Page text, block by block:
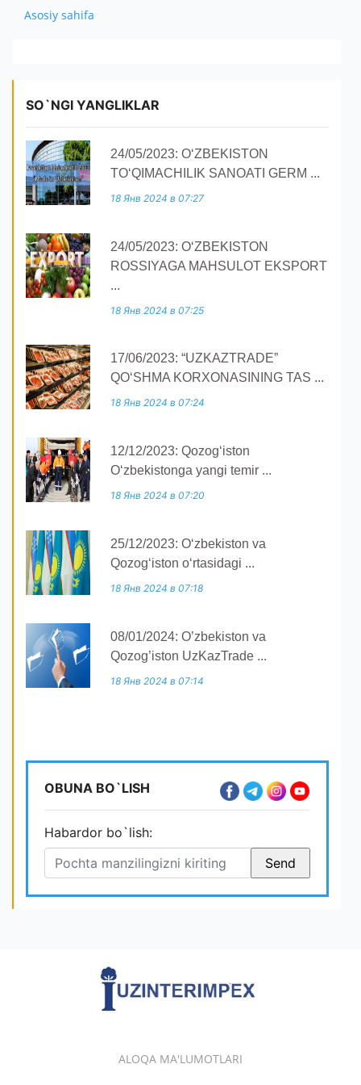
O'ZBEKISTONDA ISHLAB CHIQARILGAN
MUHIM FAKTLAR
HISOBOTLAR
IMPORT
EKSPORT
PRESS
YANGILIKLAR ARXIVI
SO'ROVNOMA
E'LONLAR
Asosiy sahifa
SO`NGI YANGLIKLAR
24/05/2023: O‘ZBEKISTON
TO‘QIMACHILIK SANOATI GERM ...
18 Янв 2024 в 07:27
24/05/2023: O‘ZBEKISTON
ROSSIYAGA MAHSULOT EKSPORT
...
18 Янв 2024 в 07:25
17/06/2023: “UZKAZTRADE”
QOʻSHMA KORXONASINING TAS ...
18 Янв 2024 в 07:24
12/12/2023: Qozogʻiston
Oʻzbekistonga yangi temir ...
18 Янв 2024 в 07:20
25/12/2023: O‘zbekiston va
Qozog‘iston o‘rtasidagi ...
18 Янв 2024 в 07:18
08/01/2024: O’zbekiston va
Qozog’iston UzKazTrade ...
18 Янв 2024 в 07:14
OBUNA BO`LISH
Habardor bo`lish:
ALOQA MA'LUMOTLARI